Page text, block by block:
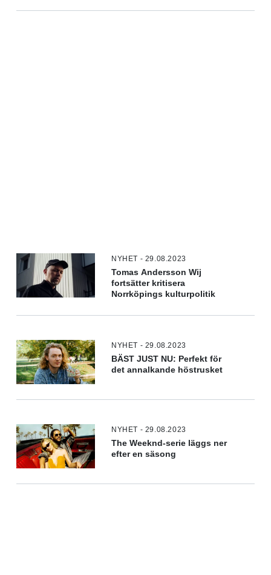
NYHET - 29.08.2023
Tomas Andersson Wij
fortsätter kritisera
Norrköpings kulturpolitik
NYHET - 29.08.2023
BÄST JUST NU: Perfekt för
det annalkande höstrusket
NYHET - 29.08.2023
The Weeknd-serie läggs ner
efter en säsong